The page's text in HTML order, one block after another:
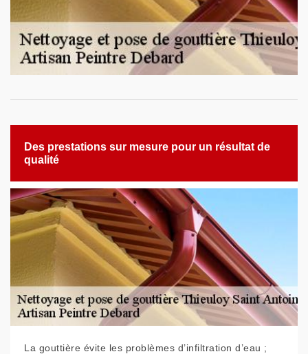
Des prestations sur mesure pour un résultat de
qualité
La gouttière évite les problèmes d’infiltration d’eau ;